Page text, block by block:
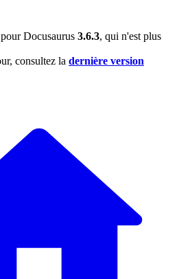
Docusaurus 3.6.3, qui n'est plus
consultez la dernière version